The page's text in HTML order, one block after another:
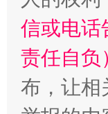
信或电话
责任自负
布，让相